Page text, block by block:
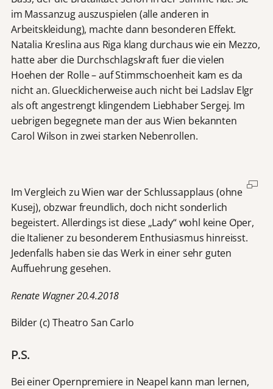
im Massanzug auszuspielen (alle anderen in
Arbeitskleidung), machte dann besonderen Effekt.
Natalia Kreslina aus Riga klang durchaus wie ein Mezzo,
hatte aber die Durchschlagskraft fuer die vielen
Hoehen der Rolle – auf Stimmschoenheit kam es da
nicht an. Gluecklicherweise auch nicht bei Ladslav Elgr
als oft angestrengt klingendem Liebhaber Sergej. Im
uebrigen begegnete man der aus Wien bekannten
Carol Wilson in zwei starken Nebenrollen.
Im Vergleich zu Wien war der Schlussapplaus (ohne
Kusej), obzwar freundlich, doch nicht sonderlich
begeistert. Allerdings ist diese „Lady“ wohl keine Oper,
die Italiener zu besonderem Enthusiasmus hinreisst.
Jedenfalls haben sie das Werk in einer sehr guten
Auffuehrung gesehen.
Renate Wagner 20.4.2018
Bilder (c) Theatro San Carlo
P.S.
Bei einer Opernpremiere in Neapel kann man lernen,